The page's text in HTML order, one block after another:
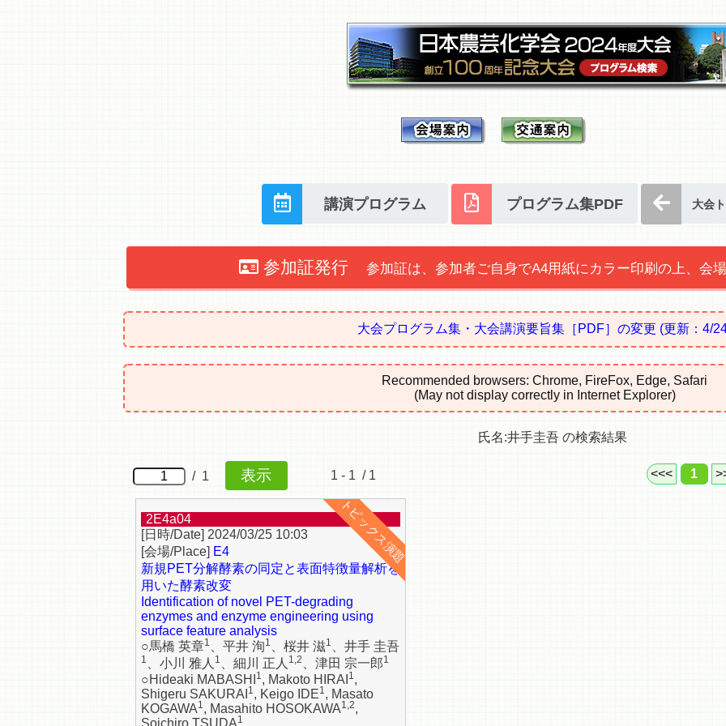
講演プログラム プログラム集PDF 大会
参加証発行 参加証は、参加者ご自身でA4用紙にカラー印刷の上、会
大会プログラム集・大会講演要旨集［PDF］の変更 (更新：4/
Recommended browsers: Chrome, FireFox, Edge, Safari
(May not display correctly in Internet Explorer)
氏名:井手圭吾 の検索結果
/ 1 1 - 1 / 1 <<< 1
2E4a04
2024/03/25 10:03
E4
新規PET分解酵素の同定と表面特徴量解析を
用いた酵素改変
Identification of novel PET-degrading
enzymes and enzyme engineering using
surface feature analysis
○馬橋 英章1 、平井 洵1 、桜井 滋1 、井手 圭吾
1 、小川 雅人 1 、細川 正人 1,2 、津田 宗一郎1
○Hideaki MABASHI 1, Makoto HIRAI 1,
Shigeru SAKURAI 1, Keigo IDE1, Masato
KOGAWA1, Masahito HOSOKAWA1,2,
1